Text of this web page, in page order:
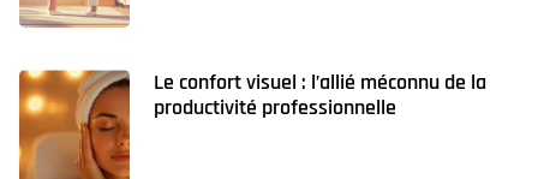
Le confort visuel : l’allié méconnu de la
productivité professionnelle